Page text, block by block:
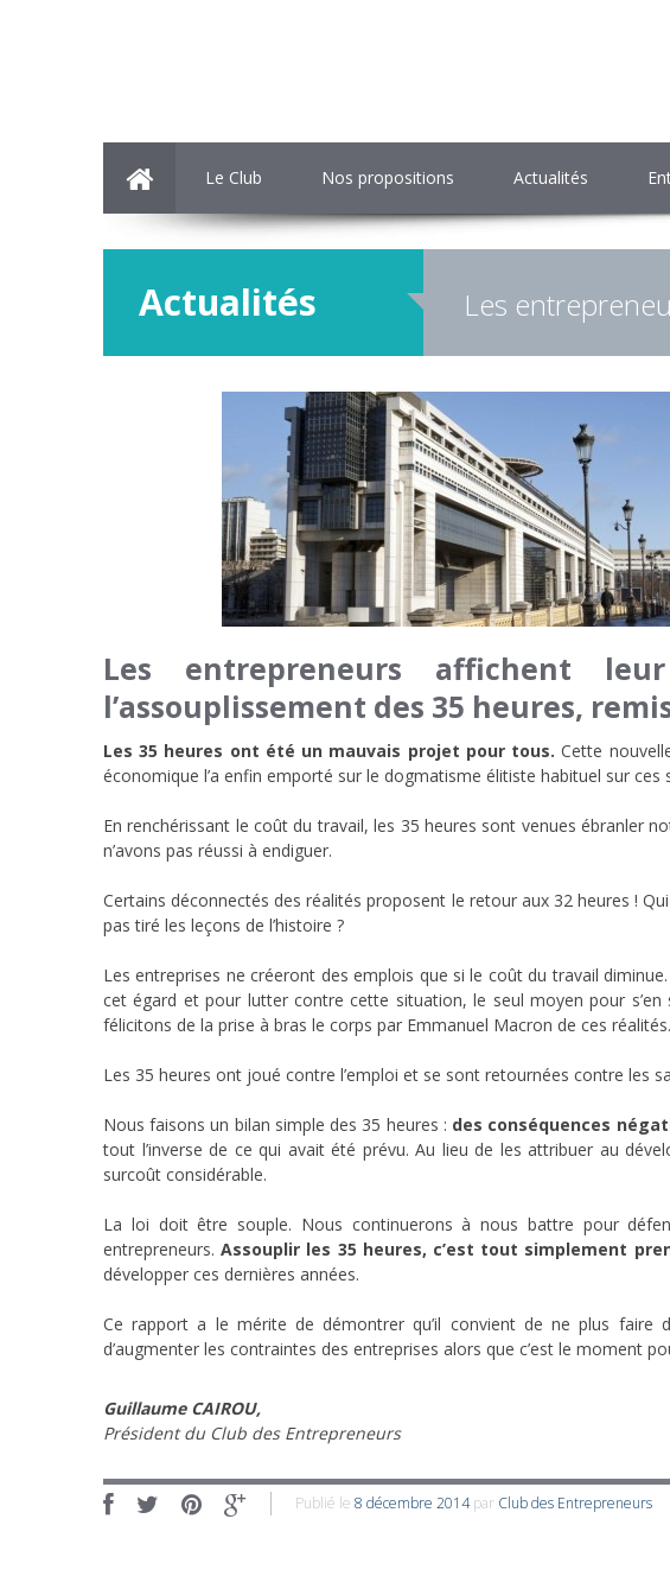
Le Club Nos propositions Actualités
Actualités Les
Les entrepreneurs affichent
l’assouplissement des 35 heures,
Les 35 heures ont été un mauvais projet pour tous.Cette
économique l’a enfin emporté sur le dogmatisme élitiste habituel sur ces
En renchérissant le coût du travail, les 35 heures sont venues ébranler
n’avons pas réussi à endiguer.
Certains déconnectés des réalités proposent le retour aux 32 heures !
pas tiré les leçons de l’histoire ?
Les entreprises ne créeront des emplois que si le coût du travail
cet égard et pour lutter contre cette situation, le seul moyen pour
félicitons de la prise à bras le corps par Emmanuel Macron de ces réalités.
Les 35 heures ont joué contre l’emploi et se sont retournées contre les
Nous faisons un bilan simple des 35 heures : des conséquences
tout l’inverse de ce qui avait été prévu.Au lieu de les attribuer au
surcoût considérable.
La loi doit être souple. Nous continuerons à nous battre pour
entrepreneurs. Assouplir les 35 heures, c’est tout simplement
développer ces dernières années.
Ce rapport a le mérite de démontrer qu’il convient de ne plus faire
d’augmenter les contraintes des entreprises alors que c’est le moment
Guillaume CAIROU,
Président du Club des Entrepreneurs
Publié le 8 décembre 2014par Club des Entrepreneurs